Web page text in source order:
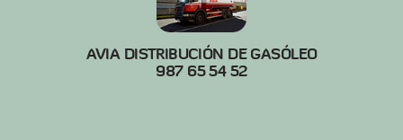
AVIA DISTRIBUCIÓN DE GASÓLEO
987 65 54 52